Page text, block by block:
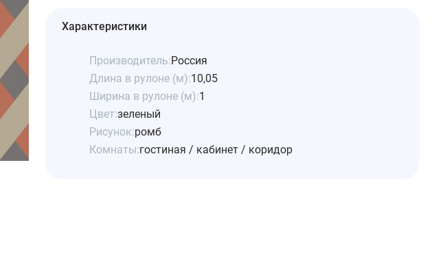
Характеристики
Производитель:Россия
Длина в рулоне (м):10,05
Ширина в рулоне (м):1
Цвет:зеленый
Рисунок:ромб
Комнаты:гостиная / кабинет / коридор